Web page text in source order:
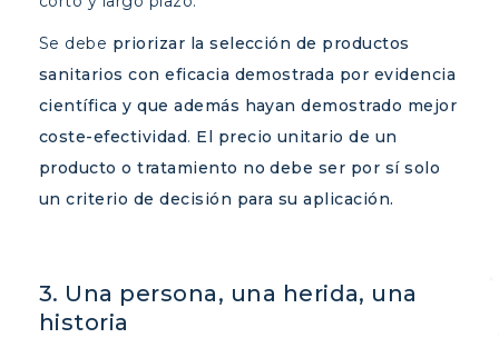
Se debe priorizar la selección de productos
sanitarios con eficacia demostrada por evidencia
científica y que además hayan demostrado mejor
coste-efectividad. El precio unitario de un
producto o tratamiento no debe ser por sí solo
un criterio de decisión para su aplicación.
3. Una persona, una herida, una
historia